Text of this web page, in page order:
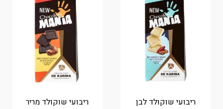
ריבועי שוקולד לבן ריבועי שוקולד מריר